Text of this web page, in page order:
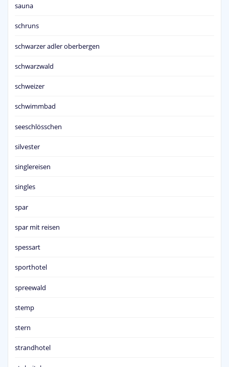
sauna
schruns
schwarzer adler oberbergen
schwarzwald
schweizer
schwimmbad
seeschlösschen
silvester
singlereisen
singles
spar
spar mit reisen
spessart
sporthotel
spreewald
stemp
stern
strandhotel